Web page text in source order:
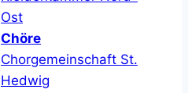
Ost
Chöre
Chorgemeinschaft St.
Hedwig